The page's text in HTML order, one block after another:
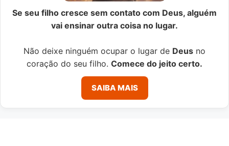
Se seu filho cresce sem contato com Deus, alguém
vai ensinar outra coisa no lugar.
Não deixe ninguém ocupar o lugar de Deus no
coração do seu filho. Comece do jeito certo.
SAIBA MAIS